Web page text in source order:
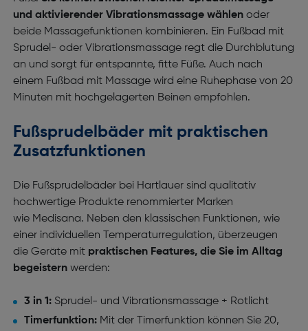
und aktivierender Vibrationsmassage wählenoder
beide Massagefunktionen kombinieren. Ein Fußbad mit
Sprudel- oder Vibrationsmassage regt die Durchblutung
an und sorgt für entspannte, fitte Füße. Auch nach
einem Fußbad mit Massage wird eine Ruhephase von 20
Minuten mit hochgelagerten Beinen empfohlen.
Fußsprudelbäder mit praktischen
Zusatzfunktionen
Die Fußsprudelbäder bei Hartlauer sind qualitativ
hochwertige Produkte renommierter Marken
wie Medisana. Neben den klassischen Funktionen, wie
einer individuellen Temperaturregulation, überzeugen
die Geräte mit praktischen Features, die Sie im Alltag
begeistern werden:
3 in 1:Sprudel- und Vibrationsmassage + Rotlicht
Timerfunktion:Mit der Timerfunktion können Sie 20,